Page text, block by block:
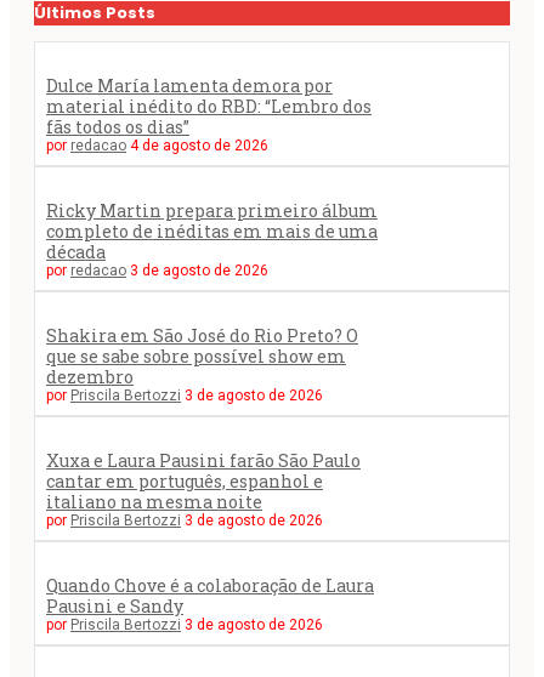
Últimos Posts
Dulce María lamenta demora por
material inédito do RBD: “Lembro dos
fãs todos os dias”
por redacao 4 de agosto de 2026
Ricky Martin prepara primeiro álbum
completo de inéditas em mais de uma
década
por redacao 3 de agosto de 2026
Shakira em São José do Rio Preto? O
que se sabe sobre possível show em
dezembro
por Priscila Bertozzi 3 de agosto de 2026
Xuxa e Laura Pausini farão São Paulo
cantar em português, espanhol e
italiano na mesma noite
por Priscila Bertozzi 3 de agosto de 2026
Quando Chove é a colaboração de Laura
Pausini e Sandy
por Priscila Bertozzi 3 de agosto de 2026